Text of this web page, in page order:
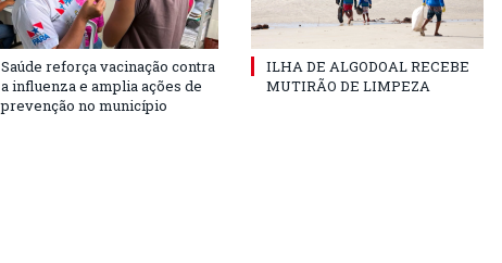
Saúde reforça vacinação contra
a influenza e amplia ações de
prevenção no município
ILHA DE ALGODOAL RECEBE
MUTIRÃO DE LIMPEZA